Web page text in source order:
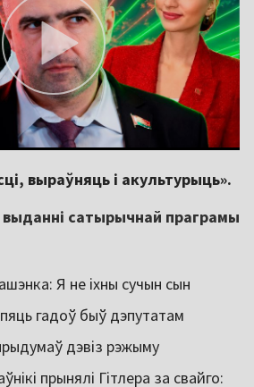
выраўняць і акультурыць».
выданні сатырычнай праграмы
Я не іхны сучын сын
пяць гадоў быў дэпутатам
дэвіз рэжыму
прынялі Гітлера за свайго: